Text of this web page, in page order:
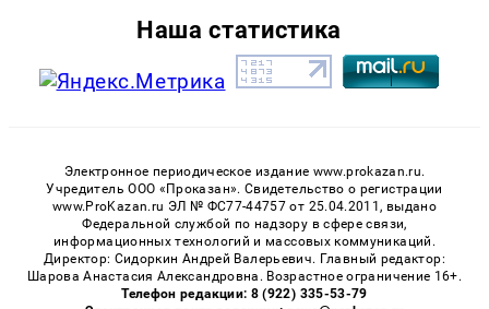
Наша статистика
Электронное периодическое издание www.prokazan.ru.
Учредитель ООО «Проказан». Cвидетельство о регистрации
www.ProKazan.ru ЭЛ № ФС77-44757 от 25.04.2011, выдано
Федеральной службой по надзору в сфере связи,
информационных технологий и массовых коммуникаций.
Директор: Сидоркин Андрей Валерьевич. Главный редактор:
Шарова Анастасия Александровна. Возрастное ограничение 16+.
Телефон редакции: 8 (922) 335-53-79